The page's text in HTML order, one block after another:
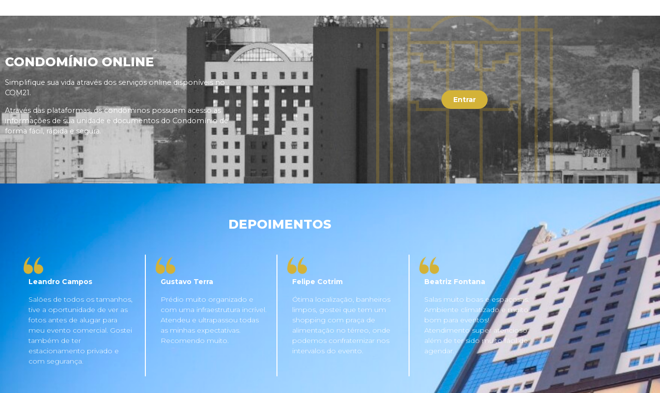
CONDOMÍNIO ONLINE
Simplifique sua vida através dos serviços online disponíveis no
COM21.
Através das plataformas, os condôminos possuem acesso as
informações de sua unidade e documentos do Condomínio de
forma fácil, rápida e segura.
Entrar
DEPOIMENTOS
Salões de todos os tamanhos,
tive a oportunidade de ver as
fotos antes de alugar para
meu evento comercial. Gostei
também de ter
estacionamento privado e
com segurança.
Leandro Campos
Prédio muito organizado e
com uma infraestrutura incrível.
Atendeu e ultrapassou todas
as minhas expectativas.
Recomendo muito.
Gustavo Terra
Ótima localização, banheiros
limpos, gostei que tem um
shopping com praça de
alimentação no térreo, onde
podemos confraternizar nos
intervalos do evento.
Felipe Cotrim
Salas muito boas e espaçosas.
Ambiente climatizado e muito
bom para eventos!
Atendimento super atencioso
além de ter sido muito fácil de
agendar.
Beatriz Fontana